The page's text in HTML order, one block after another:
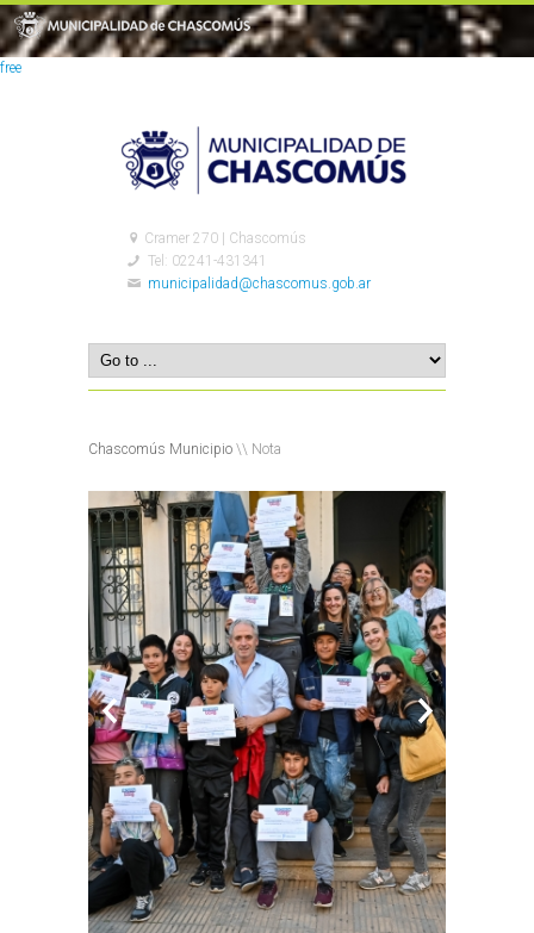
free
Cramer 270 | Chascomús
Tel: 02241-431341
municipalidad@chascomus.gob.ar
Chascomús Municipio \\ Nota